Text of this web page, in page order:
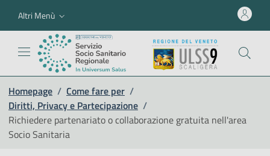
Altri Menù
Homepage / Come fare per /
Diritti, Privacy e Partecipazione /
Richiedere partenariato o collaborazione gratuita nell'area
Socio Sanitaria